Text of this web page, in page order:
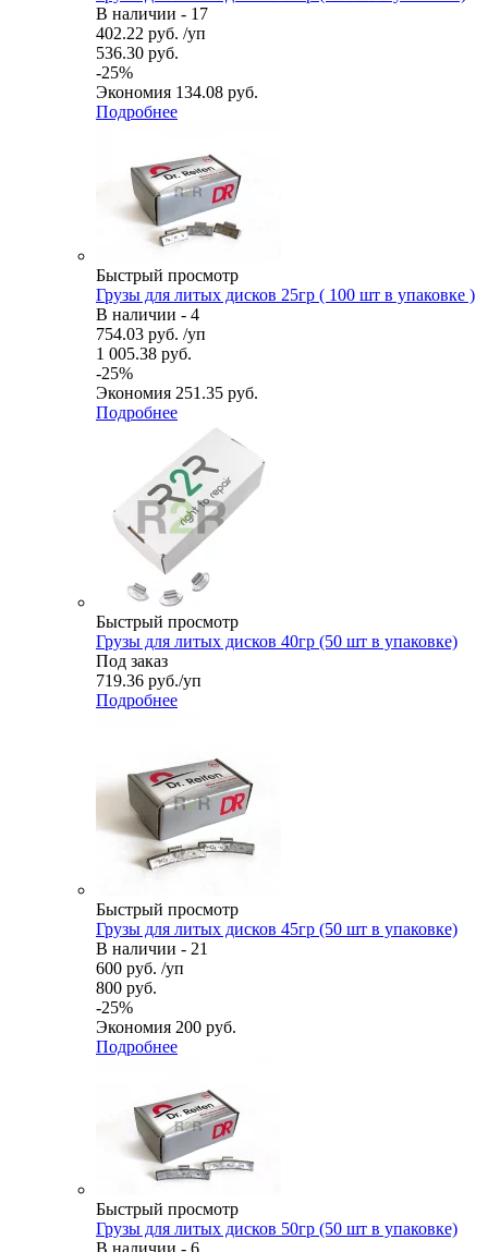
В наличии - 17
402.22 руб. /уп
536.30 руб.
-25%
Экономия 134.08 руб.
Подробнее
Быстрый просмотр
Грузы для литых дисков 25гр ( 100 шт в упаковке )
В наличии - 4
754.03 руб. /уп
1 005.38 руб.
-25%
Экономия 251.35 руб.
Подробнее
Быстрый просмотр
Грузы для литых дисков 40гр (50 шт в упаковке)
Под заказ
719.36 руб./уп
Подробнее
Быстрый просмотр
Грузы для литых дисков 45гр (50 шт в упаковке)
В наличии - 21
600 руб. /уп
800 руб.
-25%
Экономия 200 руб.
Подробнее
Быстрый просмотр
Грузы для литых дисков 50гр (50 шт в упаковке)
В наличии - 6